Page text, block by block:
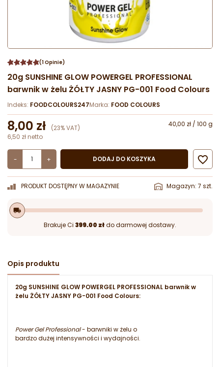
(1 Opinie)
20g SUNSHINE GLOW POWERGEL PROFESSIONAL
barwnik w żelu ŻÓŁTY JASNY PG-001 Food Colours
Indeks: FOODCOLOURS247Marka: FOOD COLOURS
8,00 zł (23% VAT)
40,00 zł / 100 g
6,50 zł netto
- + DODAJ DO KOSZYKA 
PRODUKT DOSTĘPNY W MAGAZYNIE Magazyn: 7 szt.
local_shipping
Brakuje Ci 399.00 złdo darmowej dostawy.
Opis produktu
20g SUNSHINE GLOW POWERGEL PROFESSIONAL barwnik w
żelu ŻÓŁTY JASNY PG-001 Food Colours:
Power Gel Professional- barwniki w żelu o
bardzo dużej intensywności i wydajności.